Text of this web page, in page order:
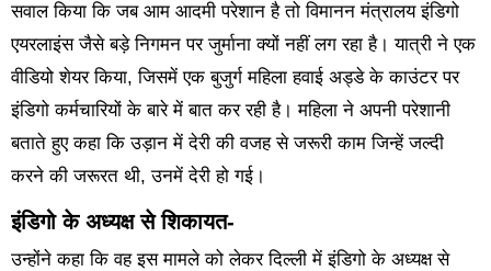
सवाल किया कि जब आम आदमी परेशान है तो विमानन मंत्रालय इंडिगो
एयरलाइंस जैसे बड़े निगमन पर जुर्माना क्यों नहीं लग रहा है। यात्री ने एक
वीडियो शेयर किया, जिसमें एक बुजुर्ग महिला हवाई अड्डे के काउंटर पर
इंडिगो कर्मचारियों के बारे में बात कर रही है। महिला ने अपनी परेशानी
बताते हुए कहा कि उड़ान में देरी की वजह से जरूरी काम जिन्हें जल्दी
करने की जरूरत थी, उनमें देरी हो गई।
इंडिगो के अध्यक्ष से शिकायत-
उन्होंने कहा कि वह इस मामले को लेकर दिल्ली में इंडिगो के अध्यक्ष से